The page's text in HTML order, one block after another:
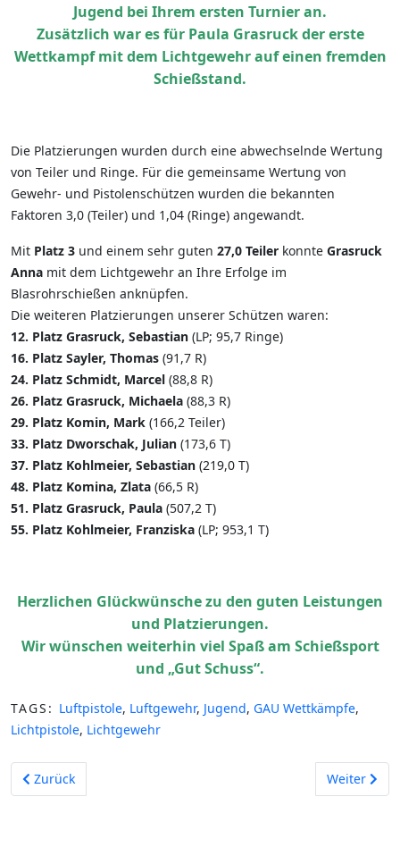
Jugend bei Ihrem ersten Turnier an.
Zusätzlich war es für Paula Grasruck der erste
Wettkampf mit dem Lichtgewehr auf einen fremden
Schießstand.
Die Platzierungen wurden durch eine abwechselnde Wertung
von Teiler und Ringe. Für die gemeinsame Wertung von
Gewehr- und Pistolenschützen wurden die bekannten
Faktoren 3,0 (Teiler) und 1,04 (Ringe) angewandt.
Mit Platz 3 und einem sehr guten 27,0 Teiler konnte Grasruck
Anna mit dem Lichtgewehr an Ihre Erfolge im
Blasrohrschießen anknüpfen.
Die weiteren Platzierungen unserer Schützen waren:
12. Platz Grasruck, Sebastian (LP; 95,7 Ringe)
16. Platz Sayler, Thomas (91,7 R)
24. Platz Schmidt, Marcel (88,8 R)
26. Platz Grasruck, Michaela (88,3 R)
29. Platz Komin, Mark (166,2 Teiler)
33. Platz Dworschak, Julian (173,6 T)
37. Platz Kohlmeier, Sebastian (219,0 T)
48. Platz Komina, Zlata (66,5 R)
51. Platz Grasruck, Paula (507,2 T)
55. Platz Kohlmeier, Franziska (LP; 953,1 T)
Herzlichen Glückwünsche zu den guten Leistungen
und Platzierungen.
Wir wünschen weiterhin viel Spaß am Schießsport
und „Gut Schuss“.
TAGS: Luftpistole, Luftgewehr, Jugend, GAU Wettkämpfe,
Lichtpistole, Lichtgewehr
Vorheriger Beitrag: Einladung zum Weihnachts-Los-Schießen
Zurück Nächster
Weiter